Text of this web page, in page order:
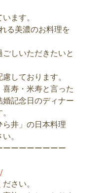
ます。
る美濃のお料理を
しいただきたいと
しております。
寿・米寿と言った
記念日のディナー
井」の日本料理
。
ーーーーーーー
さい。